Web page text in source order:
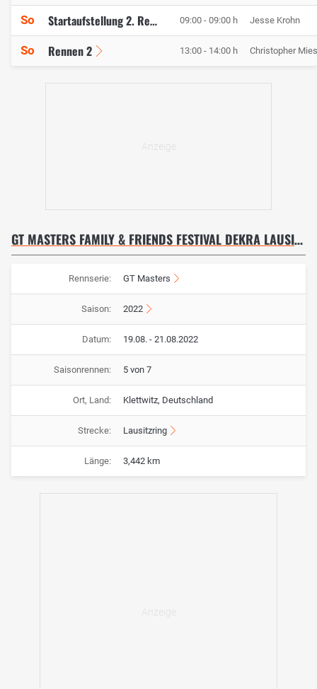
So Startaufstellung 2. Rennen 09:00 - 09:00 h Jesse Krohn
So Rennen 2 13:00 - 14:00 h Christopher Mies
GT MASTERS FAMILY & FRIENDS FESTIVAL DEKRA LAUSITZRING 2022
Rennserie: GT Masters
Saison: 2022
Datum: 19.08. - 21.08.2022
Saisonrennen: 5 von 7
Ort, Land: Klettwitz, Deutschland
Strecke: Lausitzring
Länge: 3,442 km